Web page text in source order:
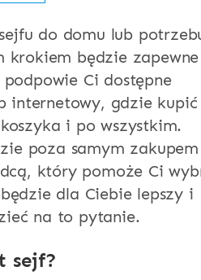
do domu lub
krokiem będzie zapewne
Ci dostępne
internetowy, gdzie kupić
i po wszystkim.
poza samym zakupem
który pomoże Ci
dla Ciebie lepszy i
na to pytanie.
sejf?